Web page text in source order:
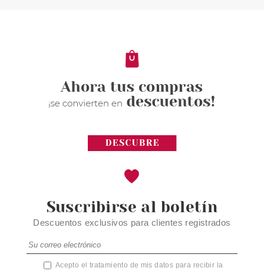
4.15€
Suscribirse al boletín
Descuentos exclusivos para clientes registrados
Acepto el tratamiento de mis datos para recibir la